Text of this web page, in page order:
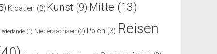
Kroatien (3) Kunst (9) Mitte (13)
(1) Niedersachsen (2) Polen (3) Reisen